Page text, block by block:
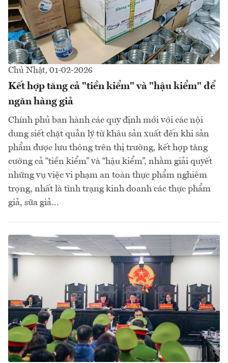
Chủ Nhật, 01-02-2026
Kết hợp tăng cả "tiền kiểm" và "hậu kiểm" để
ngăn hàng giả
Chính phủ ban hành các quy định mới với các nội
dung siết chặt quản lý từ khâu sản xuất đến khi sản
phẩm được lưu thông trên thị trường, kết hợp tăng
cường cả “tiền kiểm” và “hậu kiểm”, nhằm giải quyết
những vụ việc vi phạm an toàn thực phẩm nghiêm
trọng, nhất là tình trạng kinh doanh các thực phẩm
giả, sữa giả...